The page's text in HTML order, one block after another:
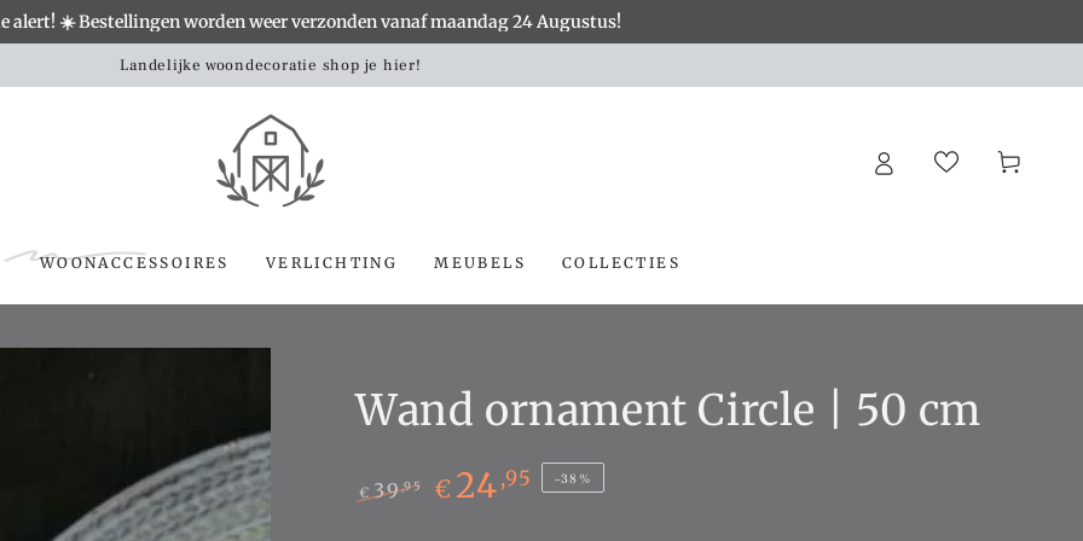
alert! ☀️ Bestellingen worden weer verzonden vanaf maandag 24 Augustus!
Landelijke woondecoratie shop je hier!
WOONACCESSOIRES VERLICHTING MEUBELS COLLECTIES
Winkelwagen
Wand ornament Circle | 50 cm
€ 39,95 € 24,95 –38%